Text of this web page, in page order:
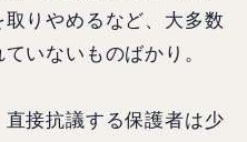
りやめるなど、大多数
いないものばかり。
接抗議する保護者は少